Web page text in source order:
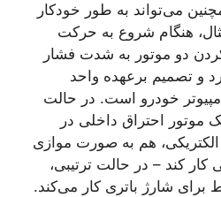
می‌تواند به طور خودکار
هنگام شروع به حرکت
دو موتور به شدت فشار
و تصمیم برعهده واحد
خودرو است. در حالت
موتور احتراق داخلی در
الکتریکی، هم به صورت موازی
کار کند – در حالت ترتیبی،
برای شارژ باتری کار می‌کند.